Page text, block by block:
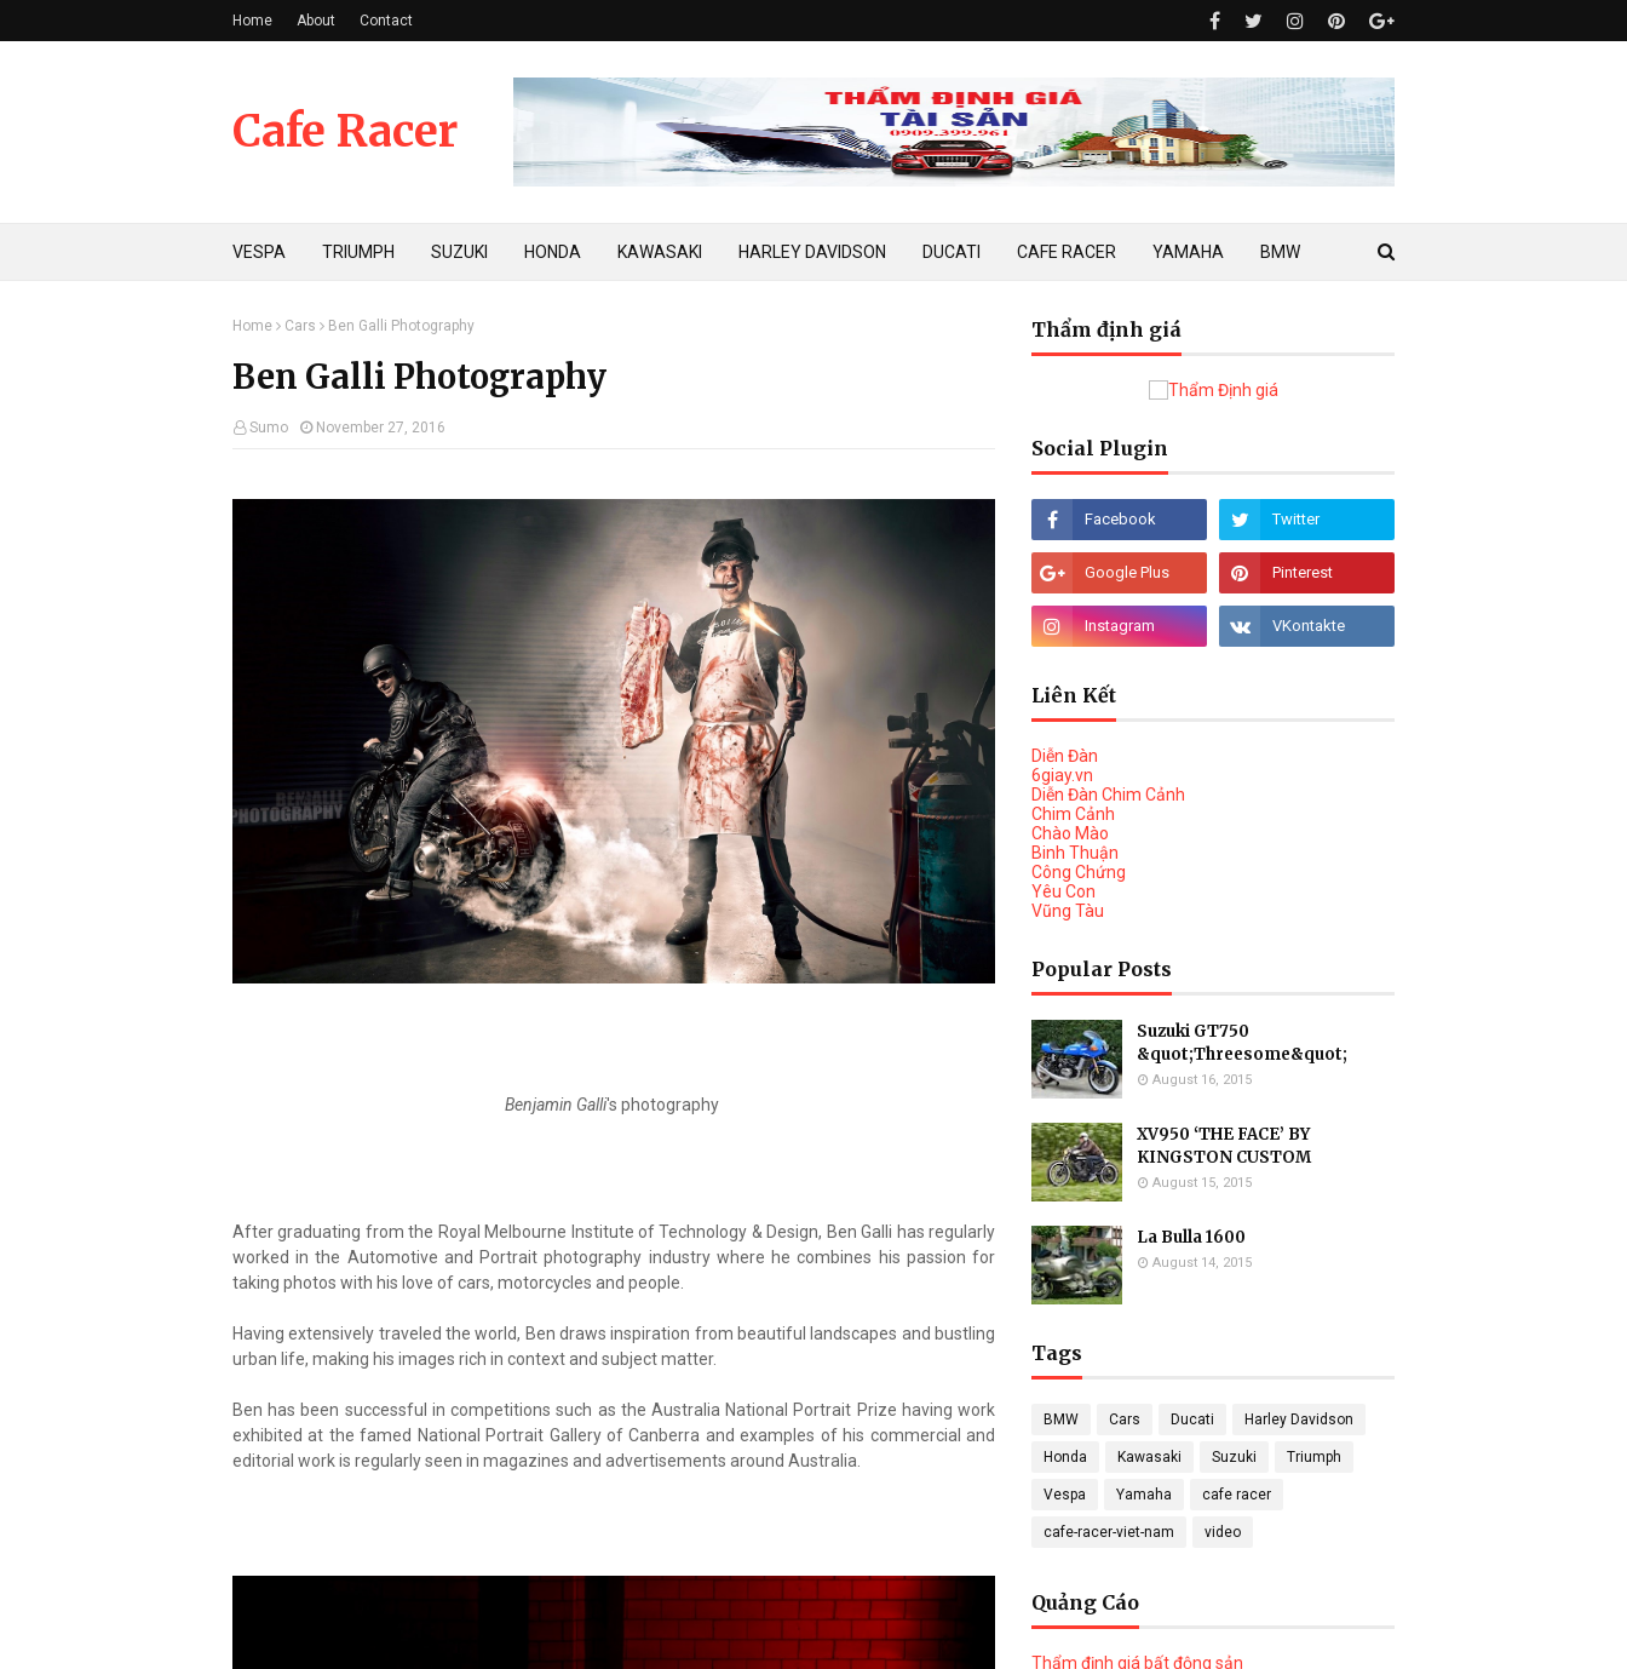
Home About Contact
Cafe Racer
VESPA TRIUMPH SUZUKI HONDA KAWASAKI HARLEY DAVIDSON DUCATI CAFE RACER YAMAHA BMW
Home Cars Ben Galli Photography
Ben Galli Photography
Sumo November 27, 2016
Benjamin Galli's photography
After graduating from the Royal Melbourne Institute of Technology & Design, Ben Galli has regularly
worked in the Automotive and Portrait photography industry where he combines his passion for
taking photos with his love of cars, motorcycles and people.
Having extensively traveled the world, Ben draws inspiration from beautiful landscapes and bustling
urban life, making his images rich in context and subject matter.
Ben has been successful in competitions such as the Australia National Portrait Prize having work
exhibited at the famed National Portrait Gallery of Canberra and examples of his commercial and
editorial work is regularly seen in magazines and advertisements around Australia.
Thẩm định giá
Social Plugin
Liên Kết
Diễn Đàn
6giay.vn
Diễn Đàn Chim Cảnh
Chim Cảnh
Chào Mào
Binh Thuận
Công Chứng
Yêu Con
Vũng Tàu
Popular Posts
Suzuki GT750
&quot;Threesome&quot;
August 16, 2015
XV950 ‘THE FACE’ BY
KINGSTON CUSTOM
August 15, 2015
La Bulla 1600
August 14, 2015
Tags
BMW Cars Ducati Harley Davidson
Honda Kawasaki Suzuki Triumph
Vespa Yamaha cafe racer
cafe-racer-viet-nam video
Quảng Cáo
Thẩm định giá bất động sản